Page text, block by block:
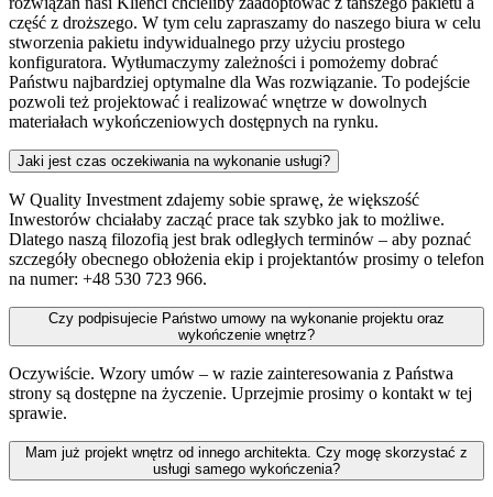
część z droższego. W tym celu zapraszamy do naszego biura w celu
stworzenia pakietu indywidualnego przy użyciu prostego
konfiguratora. Wytłumaczymy zależności i pomożemy dobrać
Państwu najbardziej optymalne dla Was rozwiązanie. To podejście
pozwoli też projektować i realizować wnętrze w dowolnych
materiałach wykończeniowych dostępnych na rynku.
Jaki jest czas oczekiwania na wykonanie usługi?
W Quality Investment zdajemy sobie sprawę, że większość
Inwestorów chciałaby zacząć prace tak szybko jak to możliwe.
Dlatego naszą filozofią jest brak odległych terminów – aby poznać
szczegóły obecnego obłożenia ekip i projektantów prosimy o telefon
na numer: +48 530 723 966.
Czy podpisujecie Państwo umowy na wykonanie projektu oraz
wykończenie wnętrz?
Oczywiście. Wzory umów – w razie zainteresowania z Państwa
strony są dostępne na życzenie. Uprzejmie prosimy o kontakt w tej
sprawie.
Mam już projekt wnętrz od innego architekta. Czy mogę skorzystać z
usługi samego wykończenia?